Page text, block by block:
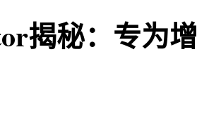
揭秘：专为增